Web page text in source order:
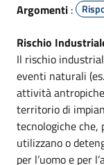
Argomenti :
Rischio
Il rischio
eventi naturali
attività
territorio di
tecnologiche che,
utilizzano o
per l’uomo e per